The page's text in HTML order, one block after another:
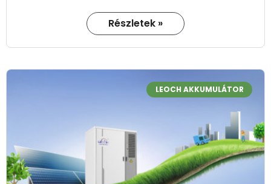
Részletek »
LEOCH AKKUMULÁTOR